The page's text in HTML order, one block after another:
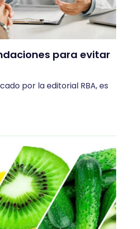
para evitar
por la editorial RBA, es